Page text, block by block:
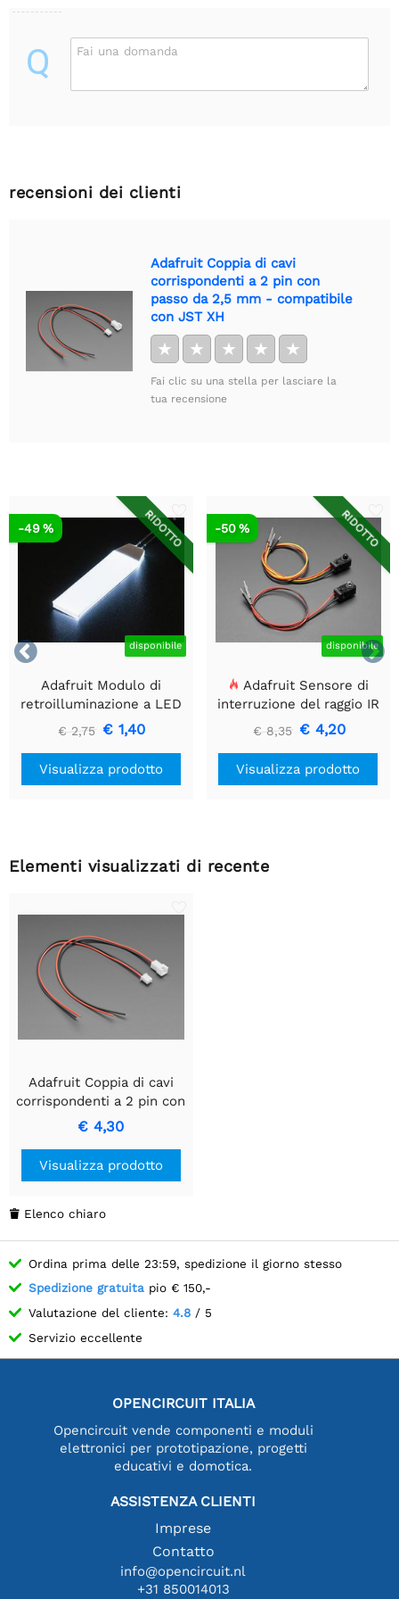
Q Fai una domanda
recensioni dei clienti
Adafruit Coppia di cavi
corrispondenti a 2 pin con
passo da 2,5 mm - compatibile
con JST XH
★ ★ ★ ★ ★
Fai clic su una stella per lasciare la
tua recensione


RIDOTTO
disponibile
-49 %
Adafruit Modulo di
retroilluminazione a LED
bianco - Piccolo 12 mm x
40 mm
€ 2,75 € 1,40
Visualizza prodotto
RIDOTTO
disponibile
-50 %
Adafruit Sensore di
interruzione del raggio IR
con estremità del
connettore del cavo di alta
qualità - LED da 5 mm
€ 8,35 € 4,20
Visualizza prodotto
Elementi visualizzati di recente
Adafruit Coppia di cavi
corrispondenti a 2 pin con
passo da 2,5 mm -
compatibile con JST XH
€ 4,30
Visualizza prodotto
 Elenco chiaro
Ordina prima delle 23:59, spedizione il giorno stesso
Spedizione gratuita pio € 150,-
Valutazione del cliente: 4.8 / 5
Servizio eccellente
OPENCIRCUIT ITALIA
Opencircuit vende componenti e moduli
elettronici per prototipazione, progetti
educativi e domotica.
ASSISTENZA CLIENTI
Imprese
Contatto
info@opencircuit.nl
+31 850014013